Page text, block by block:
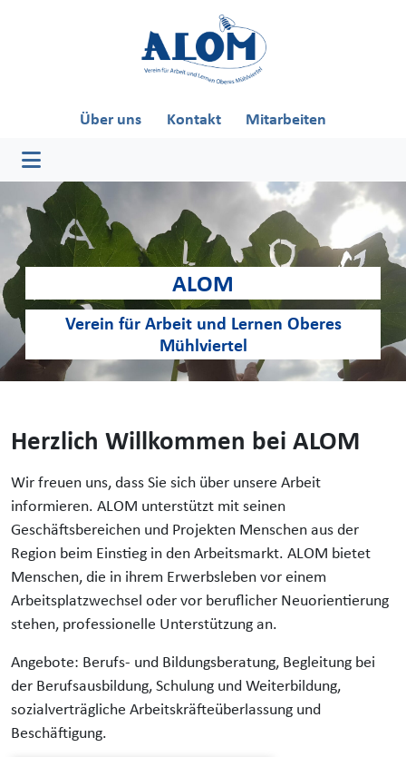
Über uns Kontakt Mitarbeiten
ALOM
Verein für Arbeit und Lernen Oberes
Mühlviertel
Herzlich Willkommen bei ALOM
Wir freuen uns, dass Sie sich über unsere Arbeit
informieren. ALOM unterstützt mit seinen
Geschäftsbereichen und Projekten Menschen aus der
Region beim Einstieg in den Arbeitsmarkt. ALOM bietet
Menschen, die in ihrem Erwerbsleben vor einem
Arbeitsplatzwechsel oder vor beruflicher Neuorientierung
stehen, professionelle Unterstützung an.
Angebote: Berufs- und Bildungsberatung, Begleitung bei
der Berufsausbildung, Schulung und Weiterbildung,
sozialverträgliche Arbeitskräfteüberlassung und
Beschäftigung.